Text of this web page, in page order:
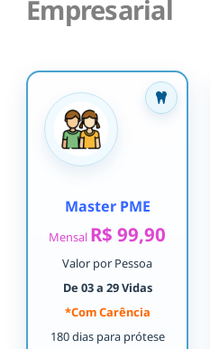
Empresarial
Master PME
Mensal R$ 99,90
Valor por Pessoa
De 03 a 29 Vidas
*Com Carência
180 dias para prótese